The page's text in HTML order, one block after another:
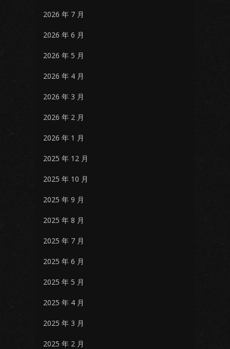
2026 年 7 月
2026 年 6 月
2026 年 5 月
2026 年 4 月
2026 年 3 月
2026 年 2 月
2026 年 1 月
2025 年 12 月
2025 年 10 月
2025 年 9 月
2025 年 8 月
2025 年 7 月
2025 年 6 月
2025 年 5 月
2025 年 4 月
2025 年 3 月
2025 年 2 月